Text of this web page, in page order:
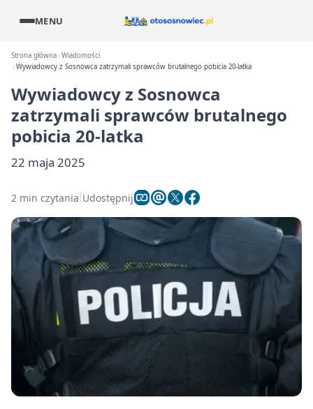
MENU
Strona główna Wiadomości
Wywiadowcy z Sosnowca zatrzymali sprawców brutalnego pobicia 20-latka
Wywiadowcy z Sosnowca
zatrzymali sprawców brutalnego
pobicia 20-latka
22 maja 2025
2 min czytania Udostępnij